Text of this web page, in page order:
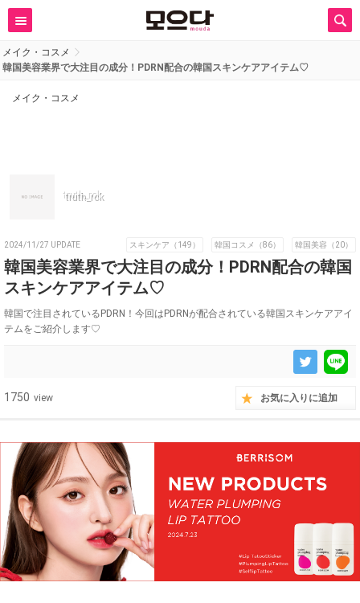
メイク・コスメ
韓国美容業界で大注目の成分！PDRN配合の韓国スキンケアアイテム♡
メイク・コスメ
truth_rok
2024/11/27 UPDATE スキンケア（149） 韓国コスメ（86） 韓国美容（20）
韓国美容業界で大注目の成分！PDRN配合の韓国
スキンケアアイテム♡
韓国で注目されているPDRN！今回はPDRNが配合されている韓国スキンケアアイ
テムをご紹介します♡
1750 view お気に入りに追加